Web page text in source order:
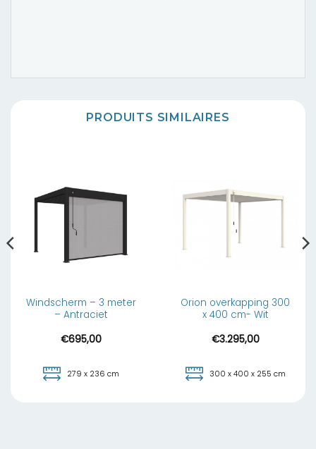
PRODUITS SIMILAIRES
Windscherm – 3 meter
– Antraciet
€695,00
279 x 236 cm
Orion overkapping 300
x 400 cm- Wit
€3.295,00
300 x 400 x 255 cm